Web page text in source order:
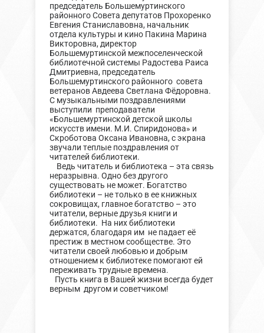
председатель Большемуртинского
районного Совета депутатов Прохоренко
Евгения Станиславовна, начальник
отдела культуры и кино Пакина Марина
Викторовна, директор
Большемуртинской межпоселенческой
библиотечной системы Радостева Раиса
Дмитриевна, председатель
Большемуртинского районного совета
ветеранов Авдеева Светлана Фёдоровна.
С музыкальными поздравлениями
выступили преподаватели
«Большемуртинской детской школы
искусств имени. М.И. Спиридонова» и
Скроботова Оксана Ивановна, с экрана
звучали теплые поздравления от
читателей библиотеки.
Ведь читатель и библиотека – эта связь
неразрывна. Одно без другого
существовать не может. Богатство
библиотеки – не только в ее книжных
сокровищах, главное богатство – это
читатели, верные друзья книги и
библиотеки. На них библиотеки
держатся, благодаря им не падает её
престиж в местном сообществе. Это
читатели своей любовью и добрым
отношением к библиотеке помогают ей
переживать трудные времена.
Пусть книга в Вашей жизни всегда будет
верным другом и советчиком!